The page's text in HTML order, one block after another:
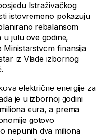
Istraživačkog
istovremeno pokazuju
rebalansom
u julu ove godine,
Ministarstvom finansija
iz Vlade izbornog
električne energije za
je u izbornoj godini
eura, a prema
gotovo
nepunih dva miliona